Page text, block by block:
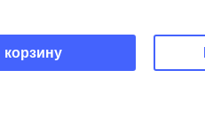
корзину